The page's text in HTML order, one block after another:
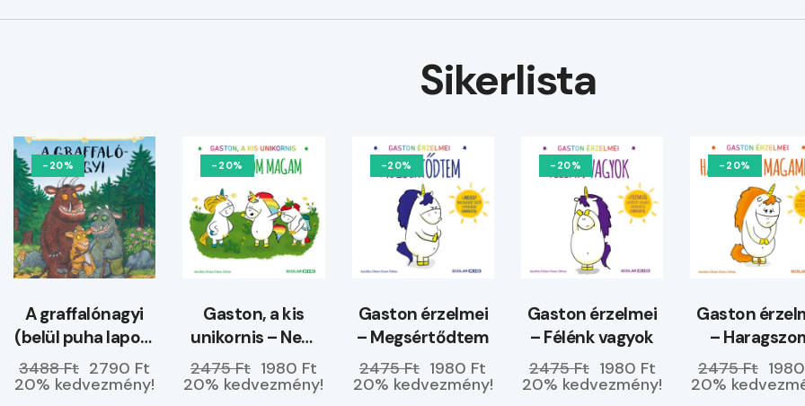
Sikerlista
-20%
A graffalónagyi
(belül puha lapos)
ELŐRENDELHETŐ
3488 Ft 2790 Ft
20% kedvezmény!
-20%
Gaston, a kis
unikornis – Nem
hagyom magam
2475 Ft 1980 Ft
20% kedvezmény!
-20%
Gaston érzelmei
– Megsértődtem
2475 Ft 1980 Ft
20% kedvezmény!
-20%
Gaston érzelmei
– Félénk vagyok
2475 Ft 1980 Ft
20% kedvezmény!
-20%
Gaston
–
magamra
2475 Ft
20%